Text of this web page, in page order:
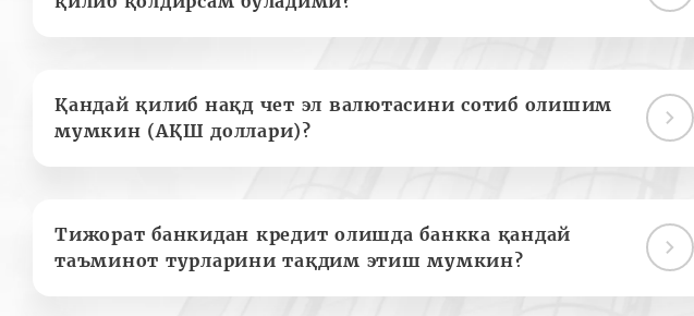
Қандай қилиб нақд чет эл валютасини сотиб олишим
мумкин (АҚШ доллари)?
Тижорат банкидан кредит олишда банкка қандай
таъминот турларини тақдим этиш мумкин?